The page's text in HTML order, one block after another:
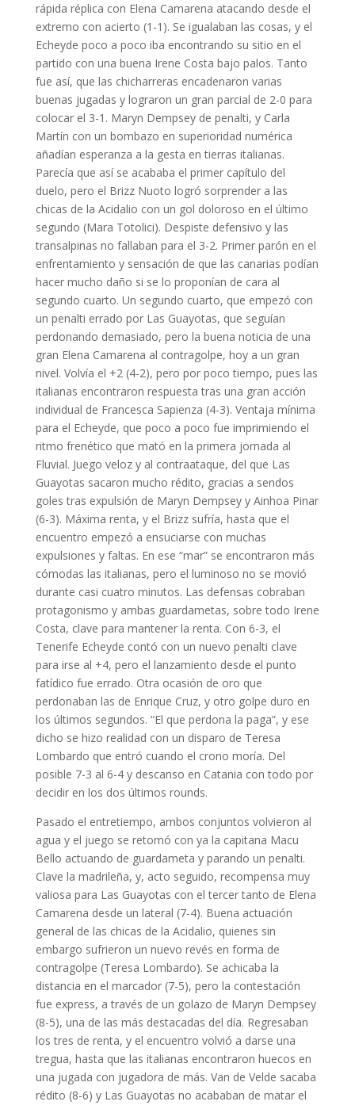
rápida réplica con Elena Camarena atacando desde el
extremo con acierto (1-1). Se igualaban las cosas, y el
Echeyde poco a poco iba encontrando su sitio en el
partido con una buena Irene Costa bajo palos. Tanto
fue así, que las chicharreras encadenaron varias
buenas jugadas y lograron un gran parcial de 2-0 para
colocar el 3-1. Maryn Dempsey de penalti, y Carla
Martín con un bombazo en superioridad numérica
añadían esperanza a la gesta en tierras italianas.
Parecía que así se acababa el primer capítulo del
duelo, pero el Brizz Nuoto logró sorprender a las
chicas de la Acidalio con un gol doloroso en el último
segundo (Mara Totolici). Despiste defensivo y las
transalpinas no fallaban para el 3-2. Primer parón en el
enfrentamiento y sensación de que las canarias podían
hacer mucho daño si se lo proponían de cara al
segundo cuarto. Un segundo cuarto, que empezó con
un penalti errado por Las Guayotas, que seguían
perdonando demasiado, pero la buena noticia de una
gran Elena Camarena al contragolpe, hoy a un gran
nivel. Volvía el +2 (4-2), pero por poco tiempo, pues las
italianas encontraron respuesta tras una gran acción
individual de Francesca Sapienza (4-3). Ventaja mínima
para el Echeyde, que poco a poco fue imprimiendo el
ritmo frenético que mató en la primera jornada al
Fluvial. Juego veloz y al contraataque, del que Las
Guayotas sacaron mucho rédito, gracias a sendos
goles tras expulsión de Maryn Dempsey y Ainhoa Pinar
(6-3). Máxima renta, y el Brizz sufría, hasta que el
encuentro empezó a ensuciarse con muchas
expulsiones y faltas. En ese “mar” se encontraron más
cómodas las italianas, pero el luminoso no se movió
durante casi cuatro minutos. Las defensas cobraban
protagonismo y ambas guardametas, sobre todo Irene
Costa, clave para mantener la renta. Con 6-3, el
Tenerife Echeyde contó con un nuevo penalti clave
para irse al +4, pero el lanzamiento desde el punto
fatídico fue errado. Otra ocasión de oro que
perdonaban las de Enrique Cruz, y otro golpe duro en
los últimos segundos. “El que perdona la paga”, y ese
dicho se hizo realidad con un disparo de Teresa
Lombardo que entró cuando el crono moría. Del
posible 7-3 al 6-4 y descanso en Catania con todo por
decidir en los dos últimos rounds.
Pasado el entretiempo, ambos conjuntos volvieron al
agua y el juego se retomó con ya la capitana Macu
Bello actuando de guardameta y parando un penalti.
Clave la madrileña, y, acto seguido, recompensa muy
valiosa para Las Guayotas con el tercer tanto de Elena
Camarena desde un lateral (7-4). Buena actuación
general de las chicas de la Acidalio, quienes sin
embargo sufrieron un nuevo revés en forma de
contragolpe (Teresa Lombardo). Se achicaba la
distancia en el marcador (7-5), pero la contestación
fue express, a través de un golazo de Maryn Dempsey
(8-5), una de las más destacadas del día. Regresaban
los tres de renta, y el encuentro volvió a darse una
tregua, hasta que las italianas encontraron huecos en
una jugada con jugadora de más. Van de Velde sacaba
rédito (8-6) y Las Guayotas no acababan de matar el